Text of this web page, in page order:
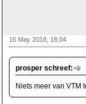
16 May 2018, 18:04
prosper schreef:
Niets meer van VTM